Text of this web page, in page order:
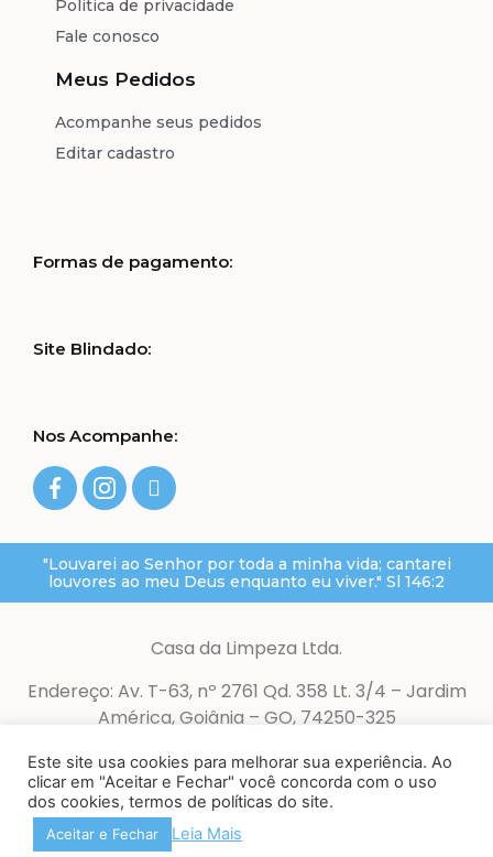
Politica de privacidade
Fale conosco
Meus Pedidos
Acompanhe seus pedidos
Editar cadastro
Formas de pagamento:
Site Blindado:
Nos Acompanhe:
"Louvarei ao Senhor por toda a minha vida; cantarei
louvores ao meu Deus enquanto eu viver." Sl 146:2
Casa da Limpeza Ltda.
Endereço: Av. T-63, nº 2761 Qd. 358 Lt. 3/4 – Jardim
América, Goiânia – GO, 74250-325
© 2022 Casa da Limpeza – Todos os direitos
reservados.
Este site usa cookies para melhorar sua experiência. Ao
clicar em "Aceitar e Fechar" você concorda com o uso
dos cookies, termos de políticas do site.
Aceitar e Fechar Leia Mais